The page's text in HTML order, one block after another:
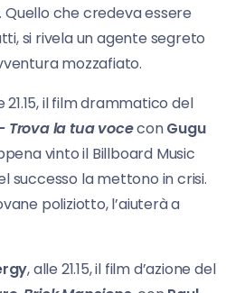
che credeva essere
si rivela un agente segreto
mozzafiato.
21.15, il film drammatico del
Trova la tua voceconGugu
vinto il Billboard Music
successo la mettono in crisi.
poliziotto, l’aiuterà a
, alle 21.15, il film d’azione del